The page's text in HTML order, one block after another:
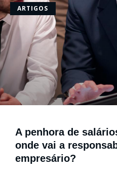
ARTIGOS
A penhora de
onde vai a
empresário?